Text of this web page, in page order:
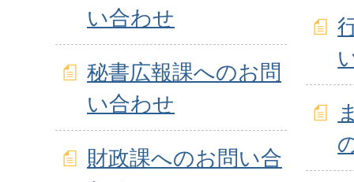
い合わせ
秘書広報課へのお問
い合わせ
財政課へのお問い合